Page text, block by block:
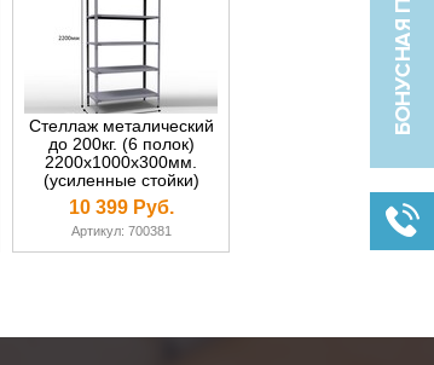
Стеллаж металический
до 200кг. (6 полок)
2200х1000х300мм.
(усиленные стойки)
10 399 Руб.
Артикул: 700381